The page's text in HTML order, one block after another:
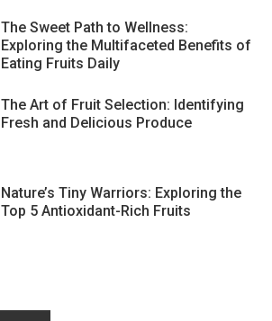
The Sweet Path to Wellness:
Exploring the Multifaceted Benefits of
Eating Fruits Daily
The Art of Fruit Selection: Identifying
Fresh and Delicious Produce
Nature’s Tiny Warriors: Exploring the
Top 5 Antioxidant-Rich Fruits